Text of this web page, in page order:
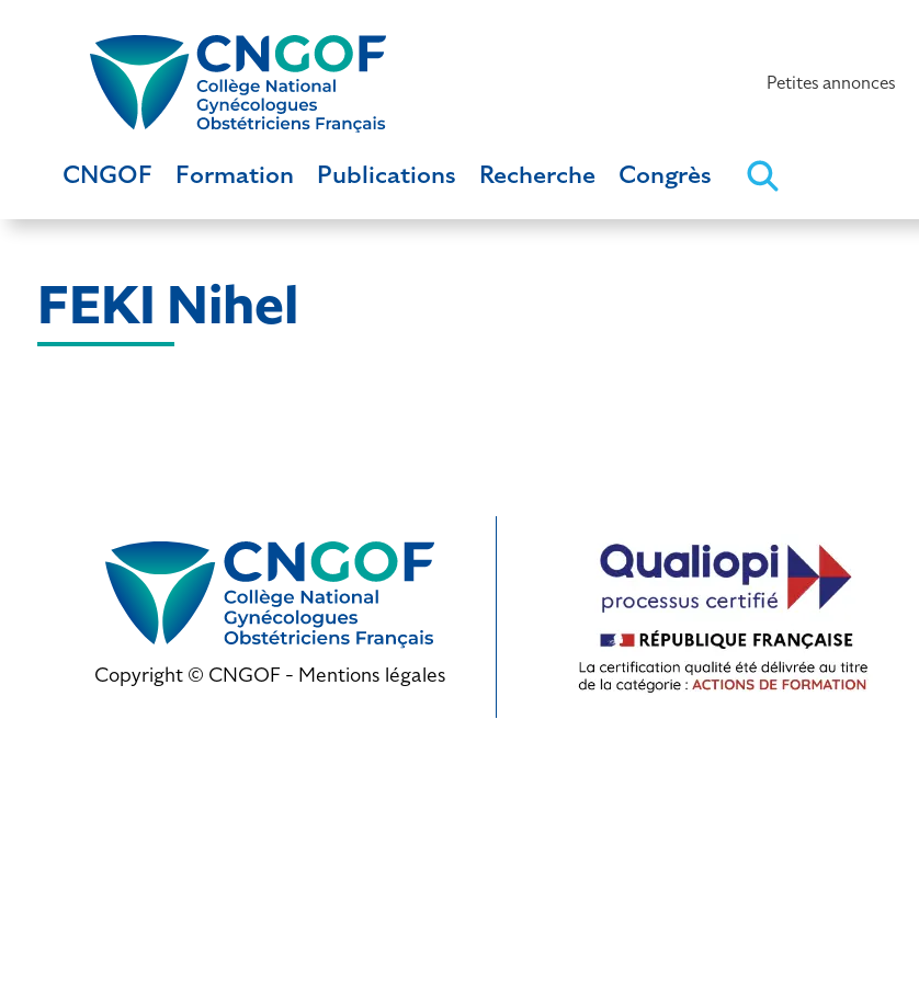
Petites annonces
CNGOF Formation Publications Recherche Congrès
FEKI Nihel
Copyright © CNGOF - Mentions légales